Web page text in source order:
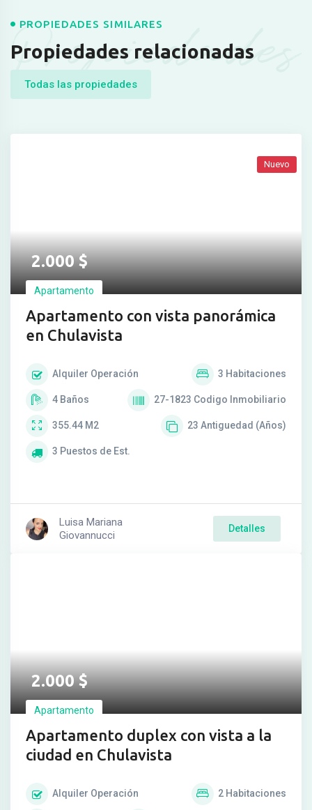
Propiedades
PROPIEDADES SIMILARES
Propiedades relacionadas
Todas las propiedades
2.000$
Apartamento
Apartamento con vista panorámica
en Chulavista
Nuevo
Alquiler Operación 3 Habitaciones
4 Baños 27-1823 Codigo Inmobiliario
355.44 M2 23 Antiguedad (Años)
3 Puestos de Est.
Luisa Mariana
Giovannucci
Detalles
2.000$
Apartamento
Apartamento duplex con vista a la
ciudad en Chulavista
Alquiler Operación 2 Habitaciones